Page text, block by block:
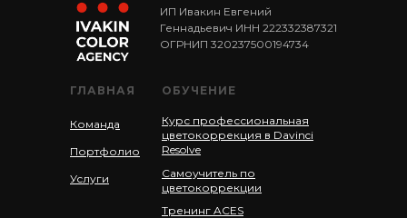
ГЛАВНАЯ
Команда
Портфолио
Услуги
ОБУЧЕНИЕ
Курс профессиональная
цветокоррекция в Davinci
Resolve
ИП Ивакин Евгений
Геннадьевич ИНН 222332387321
ОГРНИП 320237500194734
Тренинг ACES
Самоучитель по
цветокоррекции